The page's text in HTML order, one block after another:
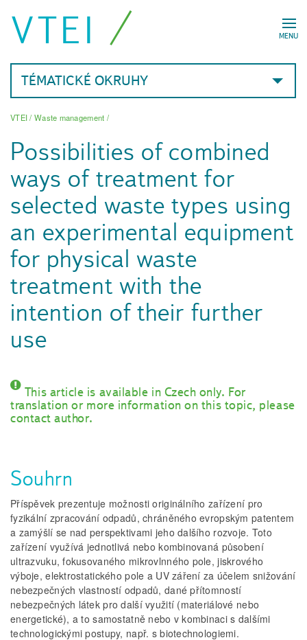
MENU
VTEI
TÉMATICKÉ OKRUHY
VTEI/ Waste management /
Possibilities of combined
ways of treatment for
selected waste types using
an experimental equipment
for physical waste
treatment with the
intention of their further
use
This article is available in Czech only. For
translation or more information on this topic, please
contact author.
Souhrn
Příspěvek prezentuje možnosti originálního zařízení pro
fyzikální zpracování odpadů, chráněného evropským patentem
a zamýšlí se nad perspektivami jeho dalšího rozvoje. Toto
zařízení využívá jednotlivá nebo kombinovaná působení
ultrazvuku, fokusovaného mikrovlnného pole, jiskrového
výboje, elektrostatického pole a UV záření za účelem snižování
nebezpečných vlastností odpadů, dané přítomností
nebezpečných látek pro další využití (materiálové nebo
energetické), a to samostatně nebo v kombinaci s dalšími
technologickými postupy, např. s biotechnologiemi.